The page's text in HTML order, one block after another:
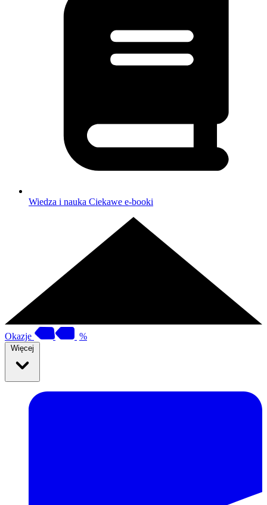
Wiedza i nauka Ciekawe e-booki
Okazje %
Więcej